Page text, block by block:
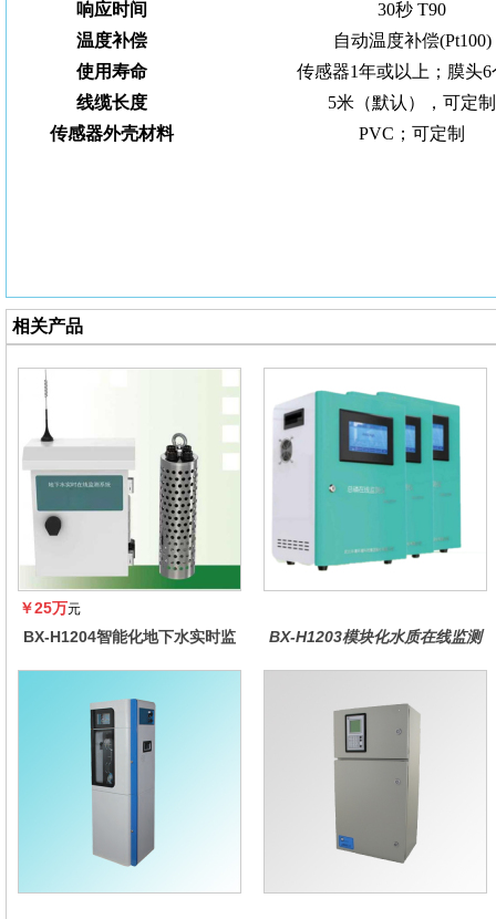
响应时间
30秒 T90
温度补偿
自动温度补偿(Pt100)
使用寿命
传感器1年或以上；膜头6
线缆长度
5米（默认），可定制
传感器外壳材料
PVC；可定制
相关产品
￥25万元
BX-H1204智能化地下水实时监
BX-H1203模块化水质在线监测